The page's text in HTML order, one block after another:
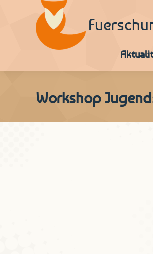
Workshop